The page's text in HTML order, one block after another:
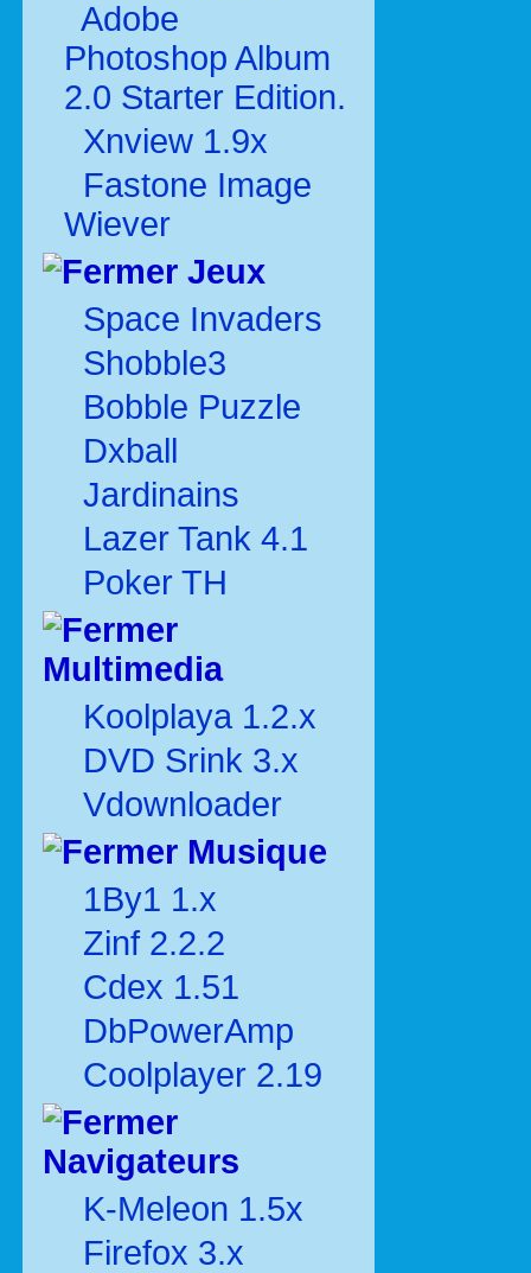
Adobe
Photoshop Album
2.0 Starter Edition.
Xnview 1.9x
Fastone Image
Wiever
Jeux
Space Invaders
Shobble3
Bobble Puzzle
Dxball
Jardinains
Lazer Tank 4.1
Poker TH
Multimedia
Koolplaya 1.2.x
DVD Srink 3.x
Vdownloader
Musique
1By1 1.x
Zinf 2.2.2
Cdex 1.51
DbPowerAmp
Coolplayer 2.19
Navigateurs
K-Meleon 1.5x
Firefox 3.x